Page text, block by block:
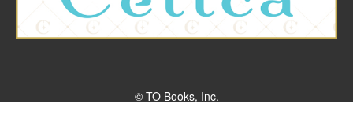
© TO Books, Inc.